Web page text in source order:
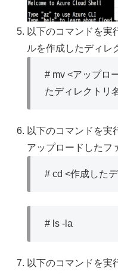
以下のコマンドを実
ルを作成したディレ
# mv <アップロ
たディレクトリ
以下のコマンドを実
アップロードしたフ
# cd <作成した
# ls -la
以下のコマンドを実